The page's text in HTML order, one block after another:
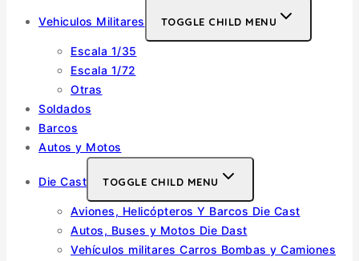
Vehiculos Militares TOGGLE CHILD MENU
Escala 1/35
Escala 1/72
Otras
Soldados
Barcos
Autos y Motos
Die Cast TOGGLE CHILD MENU
Aviones, Helicópteros Y Barcos Die Cast
Autos, Buses y Motos Die Dast
Vehículos militares Carros Bombas y Camiones